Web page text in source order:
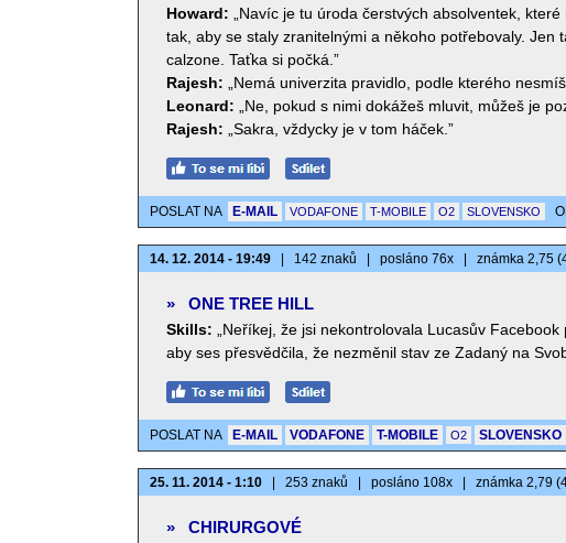
Howard:
„Navíc je tu úroda čerstvých absolventek,
tak, aby se staly zranitelnými a někoho potřebovaly. Jen
calzone. Taťka si počká.”
Rajesh:
„Nemá univerzita pravidlo, podle kterého
Leonard:
„Ne, pokud s nimi dokážeš mluvit, můžeš je
Rajesh:
„Sakra, vždycky je v tom háček.”
POSLAT NA E-MAIL VODAFONE T-MOBILE O2 SLOVENSKO
14. 12. 2014 - 19:49 142 znaků posláno 76x známka 2,75
» ONE TREE HILL
Skills:
„Neříkej, že jsi nekontrolovala Lucasův
aby ses přesvědčila, že nezměnil stav ze Zadaný na
POSLAT NA E-MAIL VODAFONE T-MOBILE O2 SLOVENSKO
25. 11. 2014 - 1:10 253 znaků posláno 108x známka 2,79
» CHIRURGOVÉ